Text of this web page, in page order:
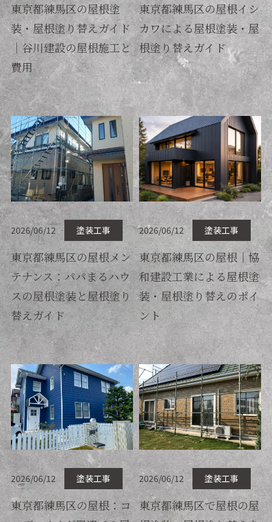
東京都練馬区の屋根塗
装・屋根塗り替えガイド
｜谷川建設の屋根施工と
費用
東京都練馬区の屋根イシ
カワによる屋根塗装・屋
根塗り替えガイド
2026/06/12 塗装工事
東京都練馬区の屋根メン
テナンス：パパまるハウ
スの屋根塗装と屋根塗り
替えガイド
2026/06/12 塗装工事
東京都練馬区の屋根｜協
和建設工業による屋根塗
装・屋根塗り替えのポイ
ント
2026/06/12 塗装工事
東京都練馬区の屋根：コ
2026/06/12 塗装工事
東京都練馬区で屋根の屋